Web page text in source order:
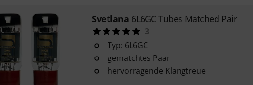
Svetlana 6L6GC Tubes Matched Pair
3
Typ: 6L6GC
gematchtes Paar
hervorragende Klangtreue